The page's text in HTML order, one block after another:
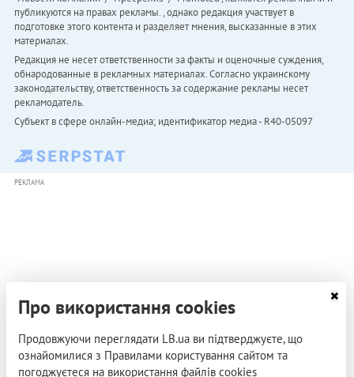
публикуются на правах рекламы. , однако редакция участвует в
подготовке этого контента и разделяет мнения, высказанные в этих
материалах.
Редакция не несет ответственности за факты и оценочные суждения,
обнародованные в рекламных материалах. Согласно украинскому
законодательству, ответственность за содержание рекламы несет
рекламодатель.
Субъект в сфере онлайн-медиа; идентификатор медиа - R40-05097
РЕКЛАМА
Про використання cookies
Продовжуючи переглядати LB.ua ви підтверджуєте, що
ознайомилися з Правилами користування сайтом та
погоджуєтеся на використання файлів cookies